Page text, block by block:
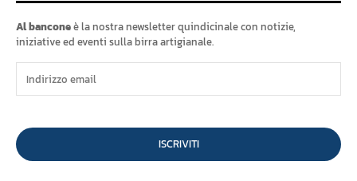
Al banconeè la nostra newsletter quindicinale con notizie,
iniziative ed eventi sulla birra artigianale.
ISCRIVITI